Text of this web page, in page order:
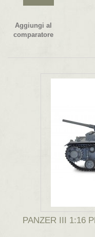
Aggiungi al
comparatore
PANZER III 1:16